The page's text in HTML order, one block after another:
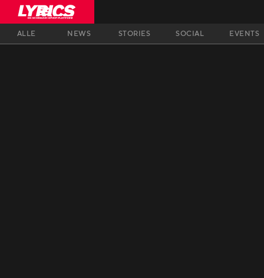
ALLE NEWS STORIES SOCIAL EVENTS